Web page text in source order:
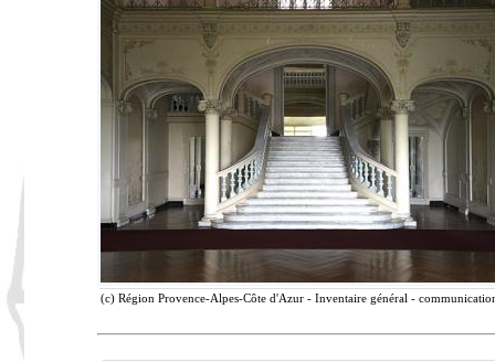
(c) Région Provence-Alpes-Côte d'Azur - Inventaire général -